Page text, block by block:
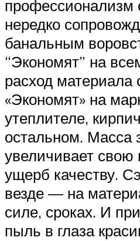
профессионализм
нередко
банальным
“Экономят” на
расход материала
«Экономят» на
утеплителе,
остальном. Масса
увеличивает
ущерб качеству.
везде — на
силе, сроках. И
пыль в глаза